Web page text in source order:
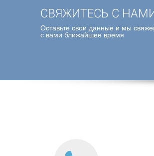
СВЯЖИТЕСЬ С
Оставьте свои данные и мы
с вами ближайшее время